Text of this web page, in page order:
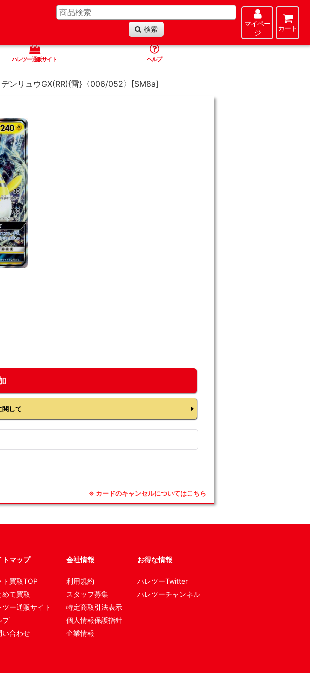
検索
マイペー
ジ
カート
ハレツー通販サイト ヘルプ
デンリュウGX(RR){雷}〈006/052〉[SM8a]
関して
※ カードのキャンセルについてはこちら
トマップ
ト買取TOP
めて買取
ツー通販サイト
プ
い合わせ
会社情報
利用規約
スタッフ募集
特定商取引法表示
個人情報保護指針
企業情報
お得な情報
ハレツーTwitter
ハレツーチャンネル